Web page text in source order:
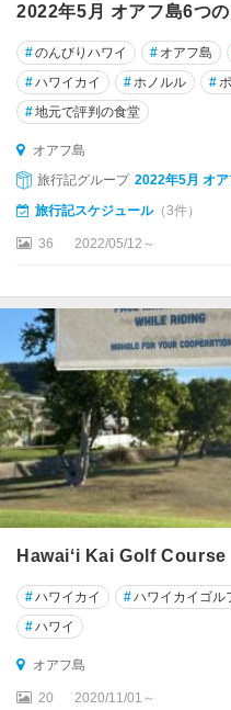
2022年5月 オアフ島6つ
#のんびりハワイ # オアフ島
#ハワイカイ #ホノルル #
#地元で評判の食堂
オアフ島
旅行記グループ 2022年5月 オ
旅行記スケジュール（3件）
36 2022/05/12～
Hawaiʻi Kai Golf Course
#ハワイカイ #ハワイカイゴル
#ハワイ
オアフ島
20 2020/11/01～